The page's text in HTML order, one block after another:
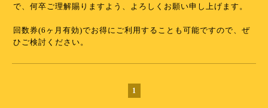
で、何卒ご理解賜りますよう、よろしくお願い申し上げます。
回数券(6ヶ月有効)でお得にご利用することも可能ですので、ぜ
ひご検討ください。
1